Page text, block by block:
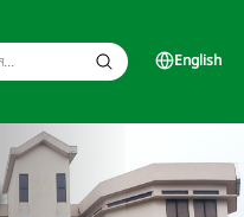
English